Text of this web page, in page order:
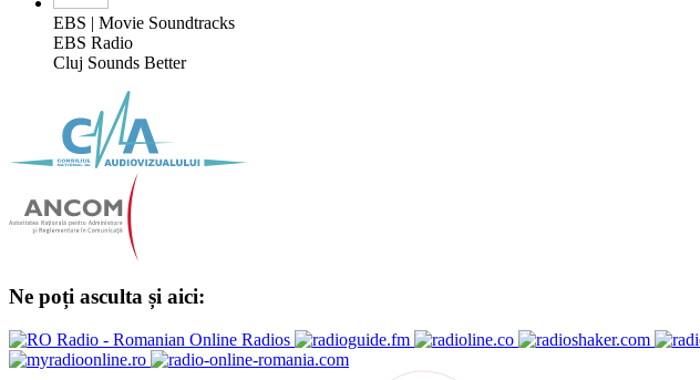
EBS | Movie Soundtracks
EBS Radio
Cluj Sounds Better
Ne poți asculta și aici: